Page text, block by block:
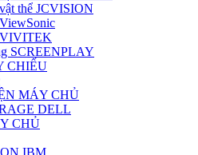
thể JCVISION
SCREENPLAY
CHIẾU
MÁY CHỦ
DELL
CHỦ
IBM